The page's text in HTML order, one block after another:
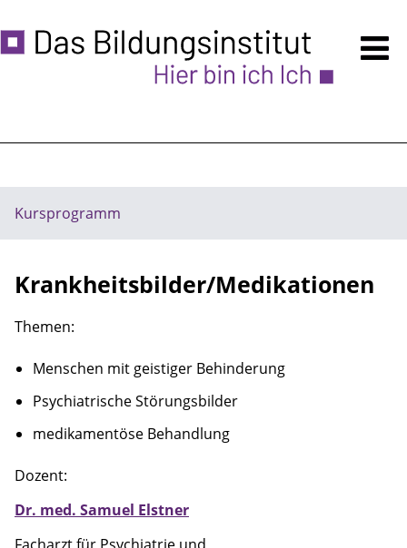
Kursprogramm
Ermäßigungen
Zugänglichkeit
Häufige Fragen
Hinweise
Anfahrt
Kooperationsmitglieder
Kursprogramm
Krankheitsbilder/Medikationen
Themen:
Menschen mit geistiger Behinderung
Psychiatrische Störungsbilder
medikamentöse Behandlung
Dozent:
Dr. med. Samuel Elstner
Facharzt für Psychiatrie und